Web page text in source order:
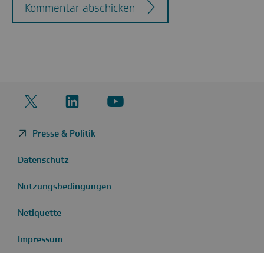
Kommentar abschicken
Twitter
LinkedIn
YouTube
Presse & Politik
Datenschutz
Nutzungsbedingungen
Netiquette
Impressum